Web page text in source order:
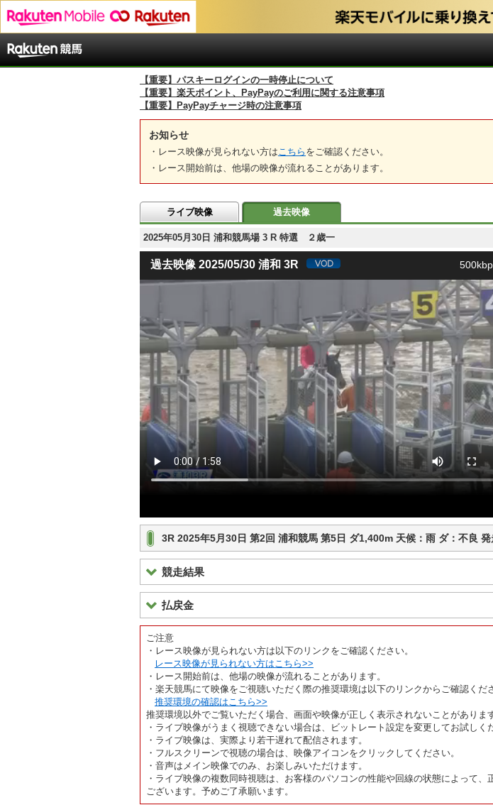
【重要】パスキーログインの一時停止について
【重要】楽天ポイント、PayPayのご利用に関する注意事項
【重要】PayPayチャージ時の注意事項
お知らせ
・レース映像が見られない方は こちら をご確認ください。
・レース開始前は、他場の映像が流れることがあります。
ライブ映像 過去映像
2025年05月30日 浦和競馬場 3 R 特選 ２歳一
過去映像 2025/05/30 浦和 3R
3R 2025年5月30日 第2回 浦和競馬 第5日 ダ1,400m 天候：雨 ダ：不良
競走結果
払戻金
ご注意
・レース映像が見られない方は以下のリンクをご確認ください。
レース映像が見られない方はこちら>>
・レース開始前は、他場の映像が流れることがあります。
・楽天競馬にて映像をご視聴いただく際の推奨環境は以下のリンクからご確認くだ
推奨環境の確認はこちら>>
推奨環境以外でご覧いただく場合、画面や映像が正しく表示されないことがありま
・ライブ映像がうまく視聴できない場合は、ビットレート設定を変更してお試しく
・ライブ映像は、実際より若干遅れて配信されます。
・フルスクリーンで視聴の場合は、映像アイコンをクリックしてください。
・音声はメイン映像でのみ、お楽しみいただけます。
・ライブ映像の複数同時視聴は、お客様のパソコンの性能や回線の状態によって
ございます。予めご了承願います。